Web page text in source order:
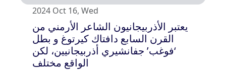
2024 Oct 16, Wed
يعتبر الأذربيجانيون الشاعر الأرمني من
القرن السابع دافتاك كيرتوغ و بطل
‘فوغب’ جفانشيري أذربيجانيين، لكن
الواقع مختلف